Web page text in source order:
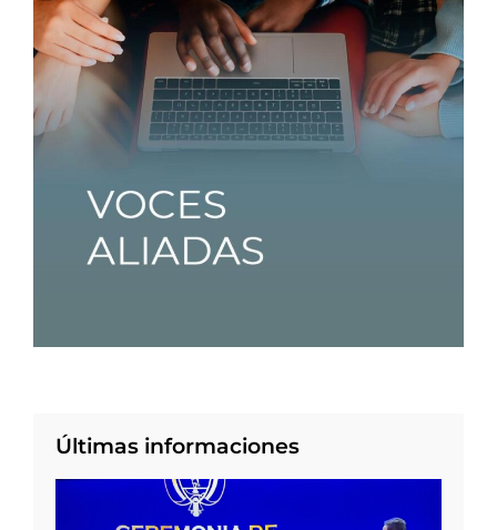
Últimas informaciones